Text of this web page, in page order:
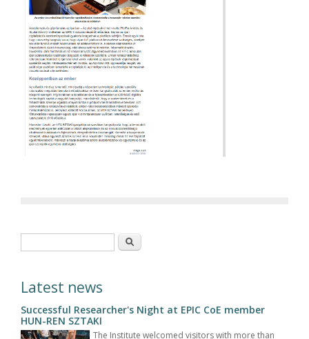
Search
Latest news
Successful Researcher's Night at EPIC CoE member
HUN-REN SZTAKI
The Institute welcomed visitors with more than